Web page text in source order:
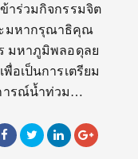
าร่วมกิจกรรมจิต
ะมหากรุณาธิคุณ
มหาภูมิพลอดุลย
อเป็นการเตรียม
ารณ์น้ำท่วม…